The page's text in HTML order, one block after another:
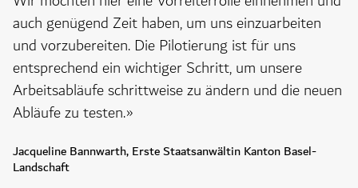
auch genügend Zeit haben, um uns einzuarbeiten
und vorzubereiten. Die Pilotierung ist für uns
entsprechend ein wichtiger Schritt, um unsere
Arbeitsabläufe schrittweise zu ändern und die neuen
Abläufe zu testen.»
Jacqueline Bannwarth, Erste Staatsanwältin Kanton Basel-
Landschaft